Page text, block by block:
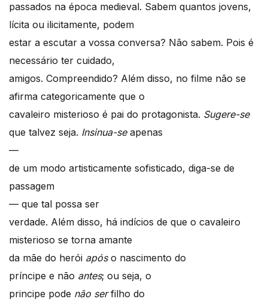
passados na época medieval. Sabem quantos jovens,
lícita ou ilicitamente, podem
estar a escutar a vossa conversa? Não sabem. Pois é
necessário ter cuidado,
amigos. Compreendido? Além disso, no filme não se
afirma categoricamente que o
cavaleiro misterioso é pai do protagonista. Sugere-se
que talvez seja. Insinua-seapenas
—
de um modo artisticamente sofisticado, diga-se de
passagem
— que tal possa ser
verdade. Além disso, há indícios de que o cavaleiro
misterioso se torna amante
da mãe do herói apóso nascimento do
príncipe e não antes; ou seja, o
principe pode não serfilho do